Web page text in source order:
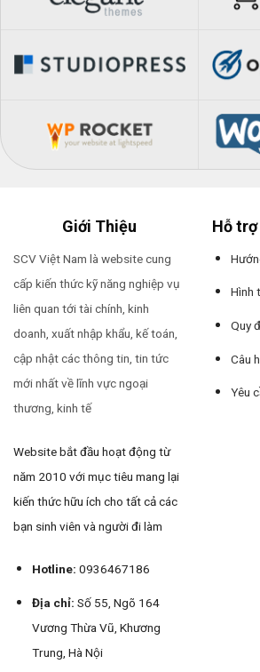
Giới Thiệu
SCV Việt Nam là website cung
cấp kiến thức kỹ năng nghiệp vụ
liên quan tới tài chính, kinh
doanh, xuất nhập khẩu, kế toán,
cập nhật các thông tin, tin tức
mới nhất về lĩnh vực ngoại
thương, kinh tế
Website bắt đầu hoạt động từ
năm 2010 với mục tiêu mang lại
kiến thức hữu ích cho tất cả các
bạn sinh viên và người đi làm
Hotline: 0936467186
Địa chỉ: Số 55, Ngõ 164
Vương Thừa Vũ, Khương
Trung, Hà Nội
Hỗ
Hình
Quy
Câu
Yêu